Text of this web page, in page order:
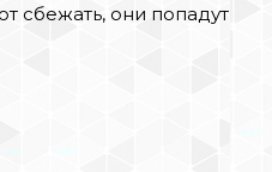
сбежать, они попадут